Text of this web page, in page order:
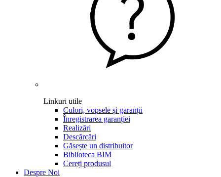
Linkuri utile
Culori, vopsele și garanții
Înregistrarea garanției
Realizări
Descărcări
Găsește un distribuitor
Biblioteca BIM
Cereți produsul
Despre Noi